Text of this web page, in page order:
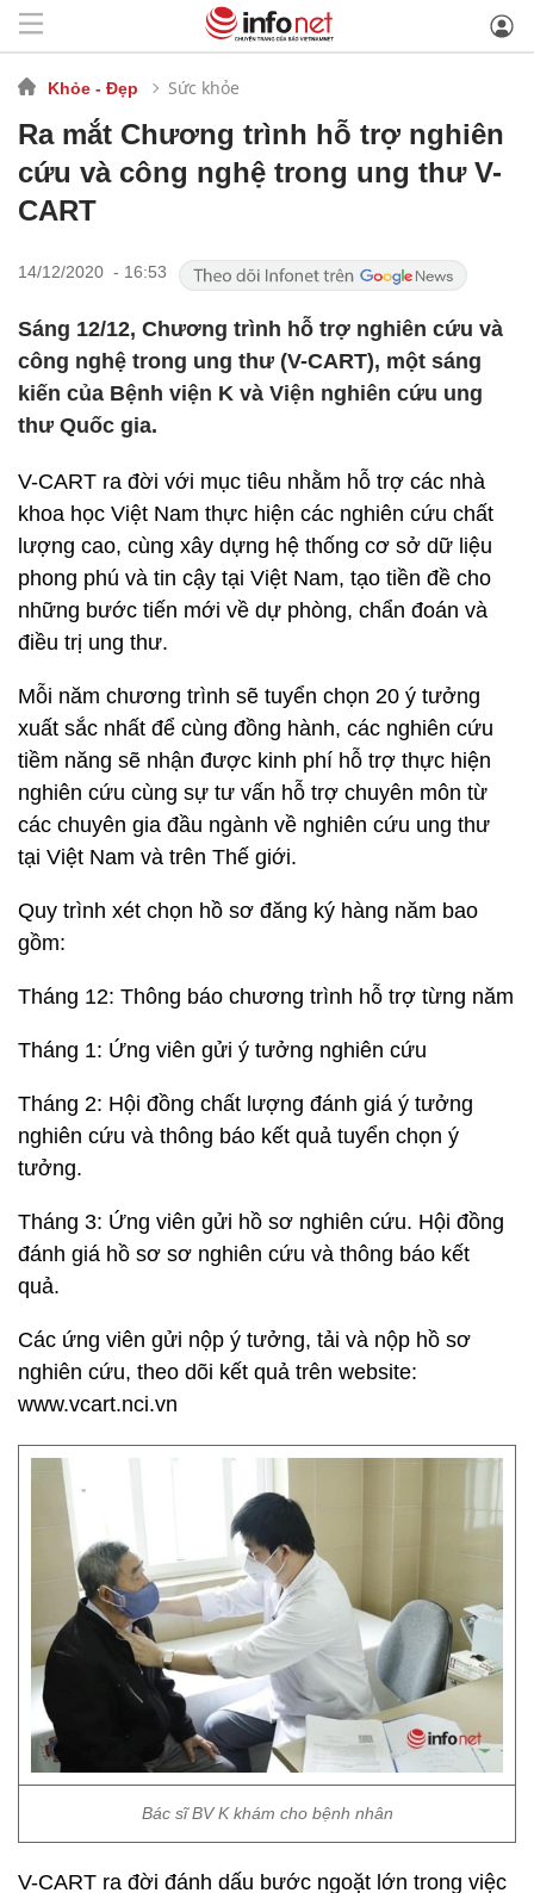
Khỏe - Đẹp Sức khỏe
Ra mắt Chương trình hỗ trợ nghiên
cứu và công nghệ trong ung thư V-
CART
14/12/2020 - 16:53
Sáng 12/12, Chương trình hỗ trợ nghiên cứu và
công nghệ trong ung thư (V-CART), một sáng
kiến của Bệnh viện K và Viện nghiên cứu ung
thư Quốc gia.
V-CART ra đời với mục tiêu nhằm hỗ trợ các nhà
khoa học Việt Nam thực hiện các nghiên cứu chất
lượng cao, cùng xây dựng hệ thống cơ sở dữ liệu
phong phú và tin cậy tại Việt Nam, tạo tiền đề cho
những bước tiến mới về dự phòng, chẩn đoán và
điều trị ung thư.
Mỗi năm chương trình sẽ tuyển chọn 20 ý tưởng
xuất sắc nhất để cùng đồng hành, các nghiên cứu
tiềm năng sẽ nhận được kinh phí hỗ trợ thực hiện
nghiên cứu cùng sự tư vấn hỗ trợ chuyên môn từ
các chuyên gia đầu ngành về nghiên cứu ung thư
tại Việt Nam và trên Thế giới.
Quy trình xét chọn hồ sơ đăng ký hàng năm bao
gồm:
Tháng 12: Thông báo chương trình hỗ trợ từng năm
Tháng 1: Ứng viên gửi ý tưởng nghiên cứu
Tháng 2: Hội đồng chất lượng đánh giá ý tưởng
nghiên cứu và thông báo kết quả tuyển chọn ý
tưởng.
Tháng 3: Ứng viên gửi hồ sơ nghiên cứu. Hội đồng
đánh giá hồ sơ sơ nghiên cứu và thông báo kết
quả.
Các ứng viên gửi nộp ý tưởng, tải và nộp hồ sơ
nghiên cứu, theo dõi kết quả trên website:
www.vcart.nci.vn
Bác sĩ BV K khám cho bệnh nhân
V-CART ra đời đánh dấu bước ngoặt lớn trong việc